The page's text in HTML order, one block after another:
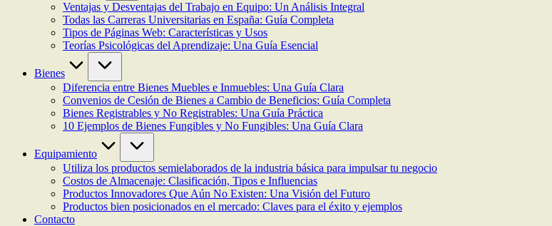
Ventajas y Desventajas del Trabajo en Equipo: Un Análisis Integral
Todas las Carreras Universitarias en España: Guía Completa
Tipos de Páginas Web: Características y Usos
Teorías Psicológicas del Aprendizaje: Una Guía Esencial
Bienes
Diferencia entre Bienes Muebles e Inmuebles: Una Guía Clara
Convenios de Cesión de Bienes a Cambio de Beneficios: Guía Completa
Bienes Registrables y No Registrables: Una Guía Práctica
10 Ejemplos de Bienes Fungibles y No Fungibles: Una Guía Clara
Equipamiento
Utiliza los productos semielaborados de la industria básica para impulsar tu negocio
Costos de Almacenaje: Clasificación, Tipos e Influencias
Productos Innovadores Que Aún No Existen: Una Visión del Futuro
Productos bien posicionados en el mercado: Claves para el éxito y ejemplos
Contacto